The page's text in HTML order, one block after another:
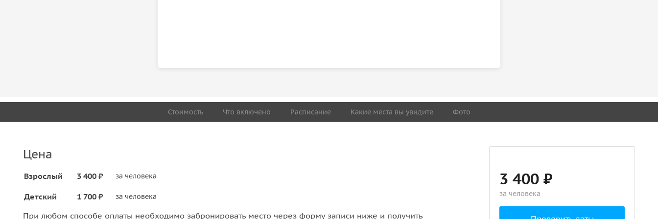
Стоимость Что включено Расписание Какие места вы увидите Фото
Цена
Взрослый 3 400 ₽ за человека
Детский 1 700 ₽ за человека
При любом способе оплаты необходимо забронировать место через форму записи ниже и получить
3 400 ₽
за человека